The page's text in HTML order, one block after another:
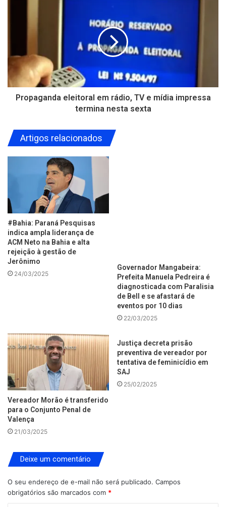
Propaganda eleitoral em rádio, TV e mídia impressa
termina nesta sexta
Artigos relacionados
#Bahia: Paraná Pesquisas
indica ampla liderança de
ACM Neto na Bahia e alta
rejeição à gestão de
Jerônimo
24/03/2025
Governador Mangabeira:
Prefeita Manuela Pedreira é
diagnosticada com Paralisia
de Bell e se afastará de
eventos por 10 dias
22/03/2025
Vereador Morão é transferido
para o Conjunto Penal de
Valença
21/03/2025
Justiça decreta prisão
preventiva de vereador por
tentativa de feminicídio em
SAJ
25/02/2025
Deixe um comentário
O seu endereço de e-mail não será publicado. Campos
obrigatórios são marcados com *